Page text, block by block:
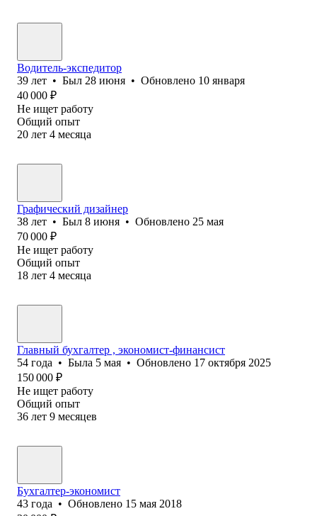
Водитель-экспедитор
39 лет • Был 28 июня • Обновлено 10 января
40 000 ₽
Не ищет работу
Общий опыт
20 лет 4 месяца
Графический дизайнер
38 лет • Был 8 июня • Обновлено 25 мая
70 000 ₽
Не ищет работу
Общий опыт
18 лет 4 месяца
Главный бухгалтер , экономист-финансист
54 года • Была 5 мая • Обновлено 17 октября 2025
150 000 ₽
Не ищет работу
Общий опыт
36 лет 9 месяцев
Бухгалтер-экономист
43 года • Обновлено 15 мая 2018